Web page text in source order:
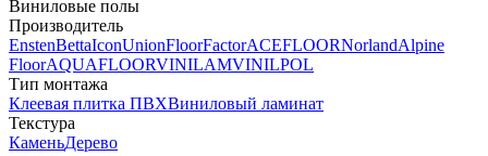
Виниловые полы
Производитель
EnstenBettaIconUnionFloorFactorACEFLOORNorlandAlpine
FloorAQUAFLOORVINILAMVINILPOL
Тип монтажа
Клеевая плитка ПВХВиниловый ламинат
Текстура
КаменьДерево